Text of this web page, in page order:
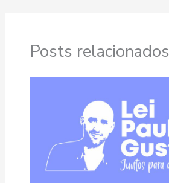
Posts relacionados